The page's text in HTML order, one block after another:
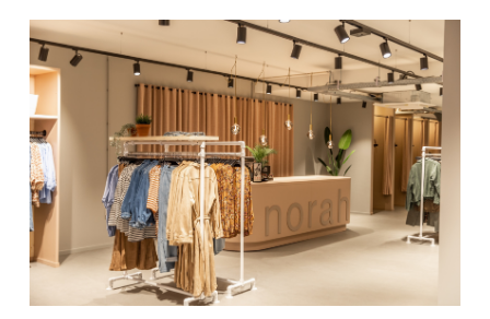
Praktische informatie
Toeristische informatie
Bezienswaardigheden
Winkelen, uitgaan en doen
Eten, drinken & uitgaan
Watersport
Overnachten
Winkelen